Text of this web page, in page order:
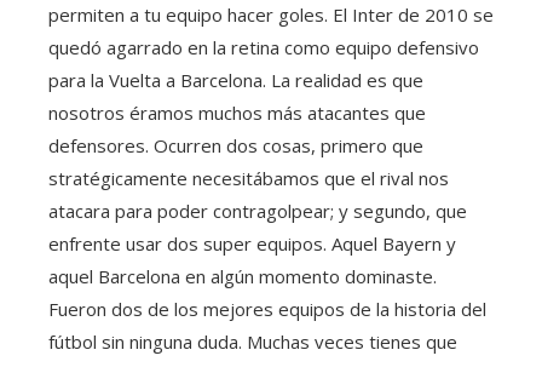
permiten a tu equipo hacer goles. El Inter de 2010 se
quedó agarrado en la retina como equipo defensivo
para la Vuelta a Barcelona. La realidad es que
nosotros éramos muchos más atacantes que
defensores. Ocurren dos cosas, primero que
stratégicamente necesitábamos que el rival nos
atacara para poder contragolpear; y segundo, que
enfrente usar dos super equipos. Aquel Bayern y
aquel Barcelona en algún momento dominaste.
Fueron dos de los mejores equipos de la historia del
fútbol sin ninguna duda. Muchas veces tienes que